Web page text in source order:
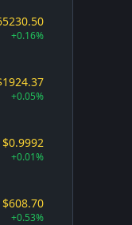
+0.16%
+0.05%
$0.9992
+0.01%
$608.70
+0.53%